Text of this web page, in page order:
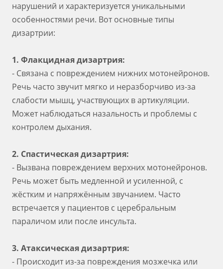
нарушений и характеризуется уникальными
особенностями речи. Вот основные типы
дизартрии:
1. Флакцидная дизартрия:
- Связана с повреждением нижних мотонейронов.
Речь часто звучит мягко и неразборчиво из-за
слабости мышц, участвующих в артикуляции.
Может наблюдаться назальность и проблемы с
контролем дыхания.
2. Спастическая дизартрия:
- Вызвана повреждением верхних мотонейронов.
Речь может быть медленной и усиленной, с
жёстким и напряжённым звучанием. Часто
встречается у пациентов с церебральным
параличом или после инсульта.
3. Атаксическая дизартрия:
- Происходит из-за повреждения мозжечка или